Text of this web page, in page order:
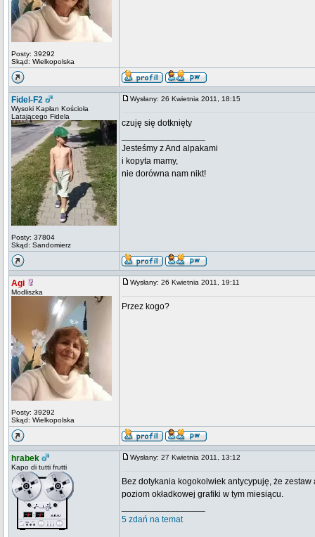
Posty: 39292
Skąd: Wielkopolska
Fidel-F2
Wysoki Kapłan Kościoła
Latającego Fidela
Posty: 37804
Skąd: Sandomierz
Wysłany: 26 Kwietnia 2011, 18:15
czuję się dotknięty
Jesteśmy z And alpakami
i kopyta mamy,
nie dorówna nam nikt!
Agi
Modliszka
Posty: 39292
Skąd: Wielkopolska
Wysłany: 26 Kwietnia 2011, 19:11
Przez kogo?
hrabek
Kapo di tutti frutti
Wysłany: 27 Kwietnia 2011, 13:12
Bez dotykania kogokolwiek antycypuję, że
poziom okładkowej grafiki w tym miesiącu.
5 zdań na temat